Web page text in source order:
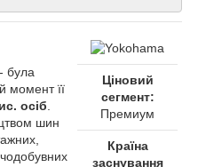
була
момент її
осіб
шин
Ціновий
сегмент:
Премиум
Країна
заснування